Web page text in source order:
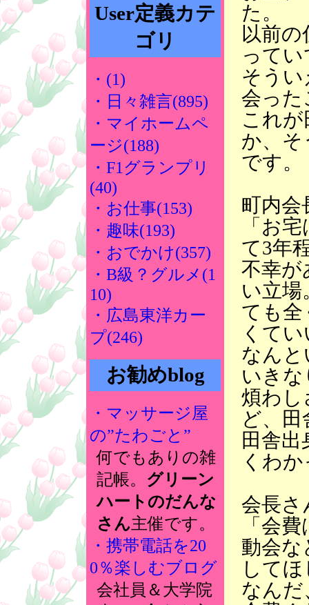
User定義カテ
ゴリ
・(1)
・日々雑言(895)
・マイホームペ
ージ(188)
・F1グランプリ
(40)
・お仕事(153)
・趣味(193)
・おでかけ(357)
・B級？グルメ(1
10)
・広島東洋カー
プ(246)
お勧めblog
・マッサージ屋
の”たわごと”
何でもありの雑
記帳。 グリーン
ハートのだんな
さん主催です。
・携帯電話を20
0％楽しむブログ
会社員＆大学院
た。
以前
って
そう
会った
これ
か、そ
です。
町内会
「お
て3年
不幸が
い立場
ても
くて
なん
いき
煩わし
ど、
田舎
くわ
会長さ
「会
動会な
して
なんだ